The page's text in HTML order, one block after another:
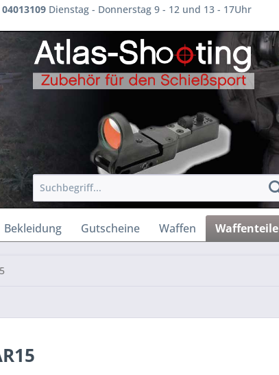
Dienstag - Donnerstag 9 - 12 und 13 - 17Uhr
Bekleidung Gutscheine Waffen Waffenteile